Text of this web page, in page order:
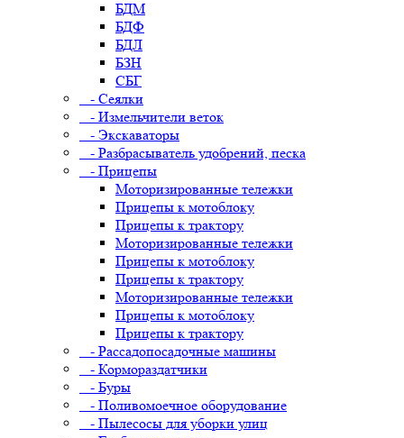
БДМ
БДФ
БДЛ
БЗН
СБГ
- Сеялки
- Измельчители веток
- Экскаваторы
- Разбрасыватель удобрений, песка
- Прицепы
Моторизированные тележки
Прицепы к мотоблоку
Прицепы к трактору
Моторизированные тележки
Прицепы к мотоблоку
Прицепы к трактору
Моторизированные тележки
Прицепы к мотоблоку
Прицепы к трактору
- Рассадопосадочные машины
- Кормораздатчики
- Буры
- Поливомоечное оборудование
- Пылесосы для уборки улиц